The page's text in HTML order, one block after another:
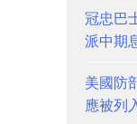
冠忠巴
派中期
美國防
應被列